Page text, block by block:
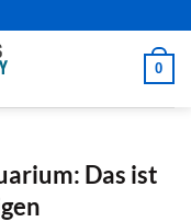
0
Das ist